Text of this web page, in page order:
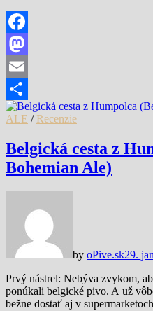
Facebook
Mastodon
Email
Share
ALE / Recenzie
Belgická cesta z
Bohemian Ale)
by oPive.sk29.
Prvý nástrel: Nebýva zvykom,
ponúkali belgické pivo. A už
bežne dostať aj v